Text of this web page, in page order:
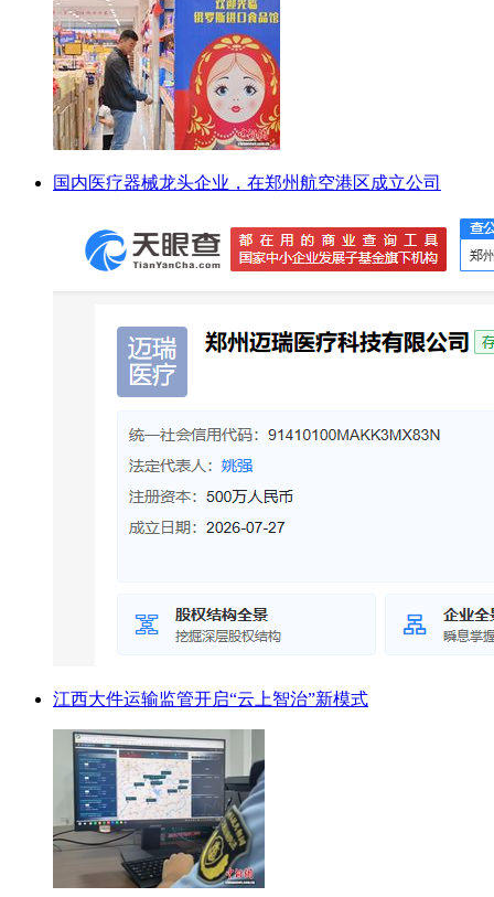
国内医疗器械龙头企业，在郑州航空港区成立公司
江西大件运输监管开启“云上智治”新模式